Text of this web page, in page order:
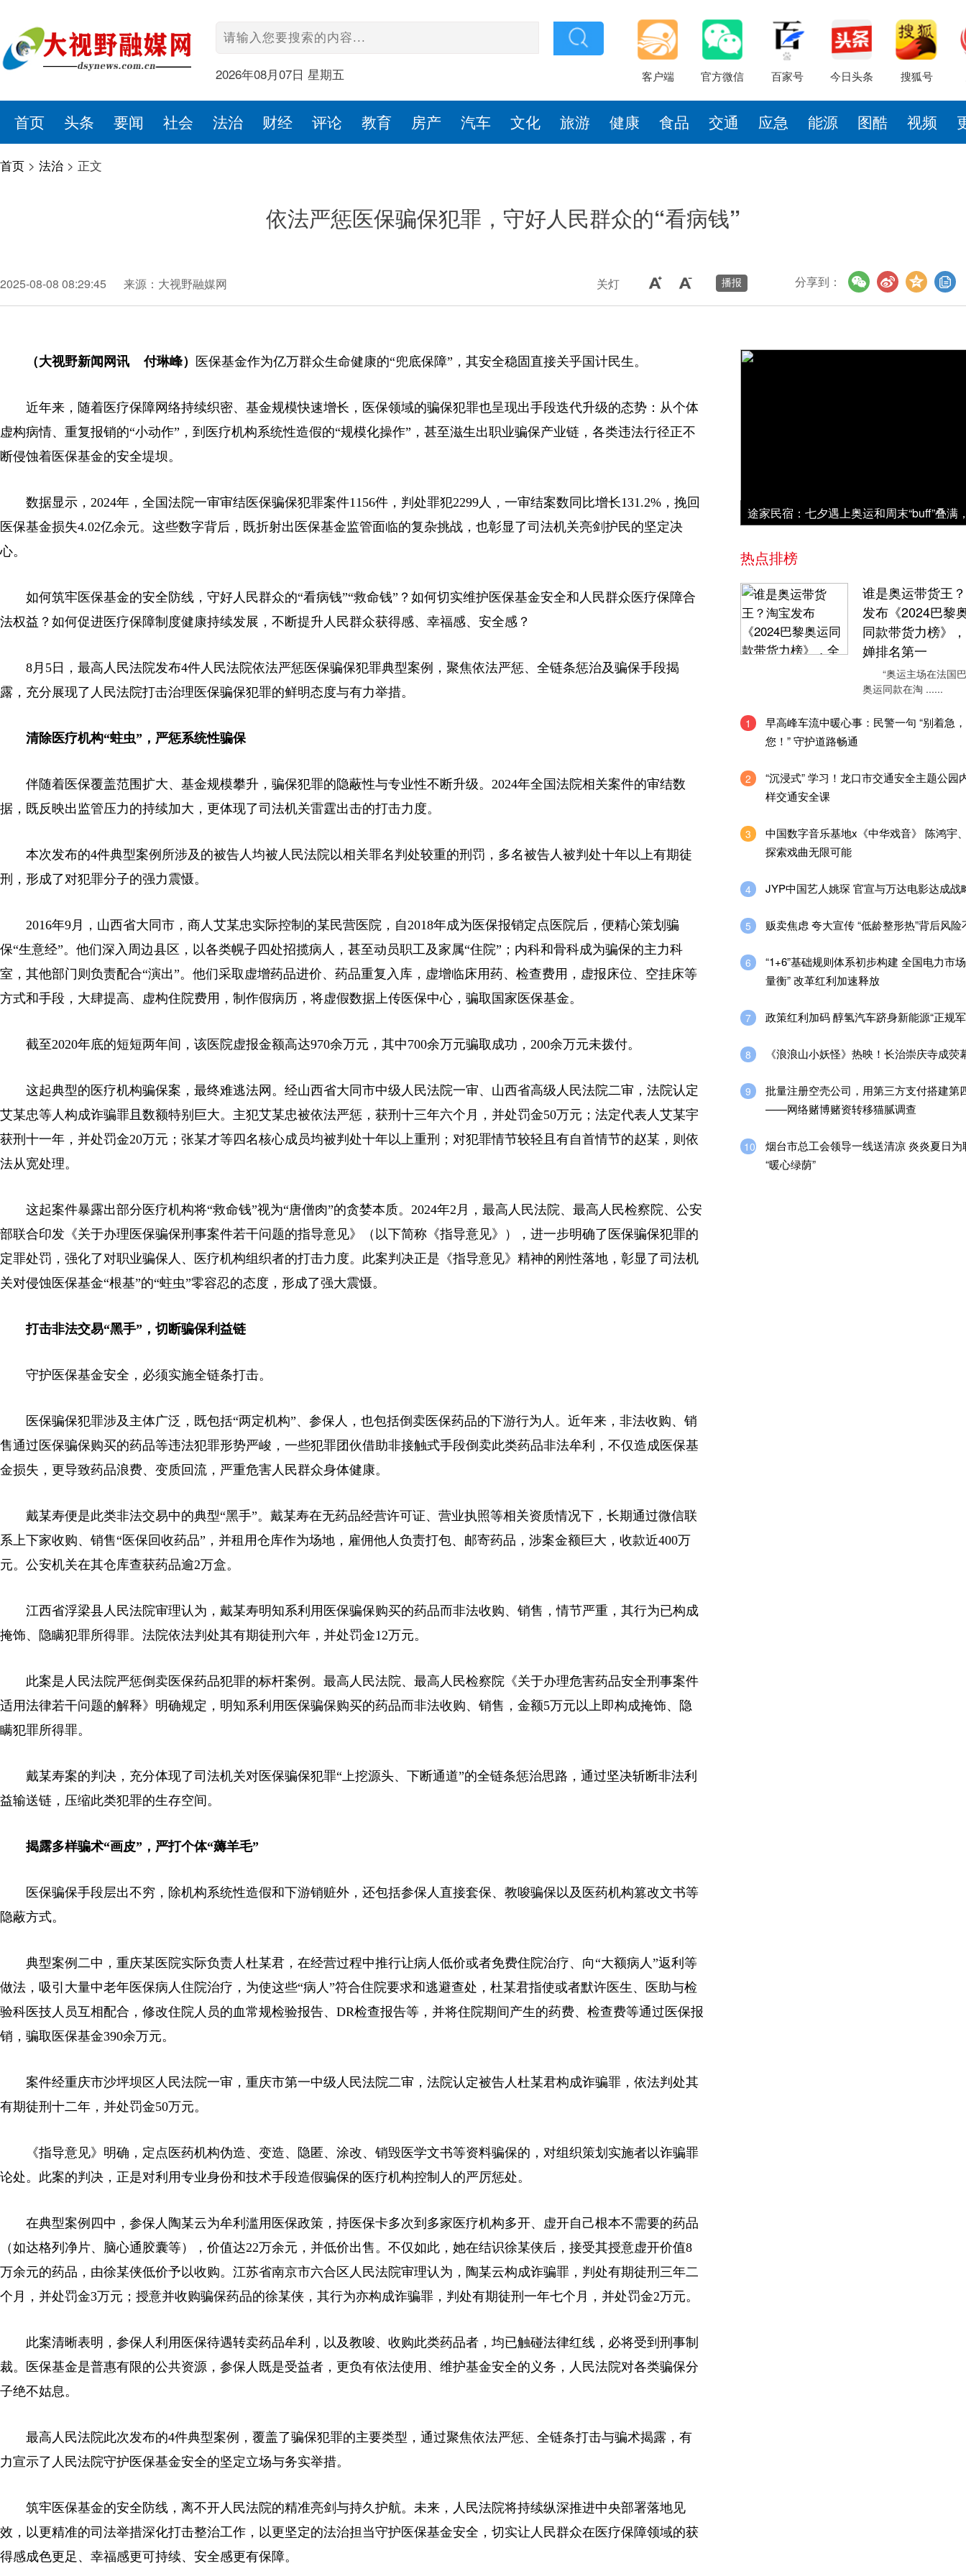
2026年08月07日 星期五 客户端 官方微信 百家号 今日头条 搜狐号
首页 头条 要闻 社会 法治 财经 评论 教育 房产 汽车 文化 旅游 健康 食品 交通 应急 能源 图酷 视频
首页 > 法治 > 正文
依法严惩医保骗保犯罪，守好人民群众的“看病钱”
2025-08-08 08:29:45 来源：大视野融媒网 关灯 分享到：
（大视野新闻网讯 付琳峰） 医保基金作为亿万群众生命健康的“兜底保障”，其安全稳固直接关乎国计民生。
近年来，随着医疗保障网络持续织密、基金规模快速增长，医保领域的骗保犯罪也呈现出手段迭代升级的态势：从个体
虚构病情、重复报销的“小动作”，到医疗机构系统性造假的“规模化操作”，甚至滋生出职业骗保产业链，各类违法行径正不
断侵蚀着医保基金的安全堤坝。
数据显示，2024年，全国法院一审审结医保骗保犯罪案件1156件，判处罪犯2299人，一审结案数同比增长131.2%，挽回
医保基金损失4.02亿余元。这些数字背后，既折射出医保基金监管面临的复杂挑战，也彰显了司法机关亮剑护民的坚定决
心。
如何筑牢医保基金的安全防线，守好人民群众的“看病钱”“救命钱”？如何切实维护医保基金安全和人民群众医疗保障合
法权益？如何促进医疗保障制度健康持续发展，不断提升人民群众获得感、幸福感、安全感？
8月5日，最高人民法院发布4件人民法院依法严惩医保骗保犯罪典型案例，聚焦依法严惩、全链条惩治及骗保手段揭
露，充分展现了人民法院打击治理医保骗保犯罪的鲜明态度与有力举措。
清除医疗机构“蛀虫”，严惩系统性骗保
伴随着医保覆盖范围扩大、基金规模攀升，骗保犯罪的隐蔽性与专业性不断升级。2024年全国法院相关案件的审结数
据，既反映出监管压力的持续加大，更体现了司法机关雷霆出击的打击力度。
本次发布的4件典型案例所涉及的被告人均被人民法院以相关罪名判处较重的刑罚，多名被告人被判处十年以上有期徒
刑，形成了对犯罪分子的强力震慑。
2016年9月，山西省大同市，商人艾某忠实际控制的某民营医院，自2018年成为医保报销定点医院后，便精心策划骗
保“生意经”。他们深入周边县区，以各类幌子四处招揽病人，甚至动员职工及家属“住院”；内科和骨科成为骗保的主力科
室，其他部门则负责配合“演出”。他们采取虚增药品进价、药品重复入库，虚增临床用药、检查费用，虚报床位、空挂床等
方式和手段，大肆提高、虚构住院费用，制作假病历，将虚假数据上传医保中心，骗取国家医保基金。
截至2020年底的短短两年间，该医院虚报金额高达970余万元，其中700余万元骗取成功，200余万元未拨付。
这起典型的医疗机构骗保案，最终难逃法网。经山西省大同市中级人民法院一审、山西省高级人民法院二审，法院认定
艾某忠等人构成诈骗罪且数额特别巨大。主犯艾某忠被依法严惩，获刑十三年六个月，并处罚金50万元；法定代表人艾某宇
获刑十一年，并处罚金20万元；张某才等四名核心成员均被判处十年以上重刑；对犯罪情节较轻且有自首情节的赵某，则依
法从宽处理。
这起案件暴露出部分医疗机构将“救命钱”视为“唐僧肉”的贪婪本质。2024年2月，最高人民法院、最高人民检察院、公安
部联合印发《关于办理医保骗保刑事案件若干问题的指导意见》（以下简称《指导意见》），进一步明确了医保骗保犯罪的
定罪处罚，强化了对职业骗保人、医疗机构组织者的打击力度。此案判决正是《指导意见》精神的刚性落地，彰显了司法机
关对侵蚀医保基金“根基”的“蛀虫”零容忍的态度，形成了强大震慑。
打击非法交易“黑手”，切断骗保利益链
守护医保基金安全，必须实施全链条打击。
医保骗保犯罪涉及主体广泛，既包括“两定机构”、参保人，也包括倒卖医保药品的下游行为人。近年来，非法收购、销
售通过医保骗保购买的药品等违法犯罪形势严峻，一些犯罪团伙借助非接触式手段倒卖此类药品非法牟利，不仅造成医保基
金损失，更导致药品浪费、变质回流，严重危害人民群众身体健康。
戴某寿便是此类非法交易中的典型“黑手”。戴某寿在无药品经营许可证、营业执照等相关资质情况下，长期通过微信联
系上下家收购、销售“医保回收药品”，并租用仓库作为场地，雇佣他人负责打包、邮寄药品，涉案金额巨大，收款近400万
元。公安机关在其仓库查获药品逾2万盒。
江西省浮梁县人民法院审理认为，戴某寿明知系利用医保骗保购买的药品而非法收购、销售，情节严重，其行为已构成
掩饰、隐瞒犯罪所得罪。法院依法判处其有期徒刑六年，并处罚金12万元。
此案是人民法院严惩倒卖医保药品犯罪的标杆案例。最高人民法院、最高人民检察院《关于办理危害药品安全刑事案件
适用法律若干问题的解释》明确规定，明知系利用医保骗保购买的药品而非法收购、销售，金额5万元以上即构成掩饰、隐
瞒犯罪所得罪。
戴某寿案的判决，充分体现了司法机关对医保骗保犯罪“上挖源头、下断通道”的全链条惩治思路，通过坚决斩断非法利
益输送链，压缩此类犯罪的生存空间。
揭露多样骗术“画皮”，严打个体“薅羊毛”
医保骗保手段层出不穷，除机构系统性造假和下游销赃外，还包括参保人直接套保、教唆骗保以及医药机构篡改文书等
隐蔽方式。
典型案例二中，重庆某医院实际负责人杜某君，在经营过程中推行让病人低价或者免费住院治疗、向“大额病人”返利等
做法，吸引大量中老年医保病人住院治疗，为使这些“病人”符合住院要求和逃避查处，杜某君指使或者默许医生、医助与检
验科医技人员互相配合，修改住院人员的血常规检验报告、DR检查报告等，并将住院期间产生的药费、检查费等通过医保报
销，骗取医保基金390余万元。
案件经重庆市沙坪坝区人民法院一审，重庆市第一中级人民法院二审，法院认定被告人杜某君构成诈骗罪，依法判处其
有期徒刑十二年，并处罚金50万元。
《指导意见》明确，定点医药机构伪造、变造、隐匿、涂改、销毁医学文书等资料骗保的，对组织策划实施者以诈骗罪
论处。此案的判决，正是对利用专业身份和技术手段造假骗保的医疗机构控制人的严厉惩处。
在典型案例四中，参保人陶某云为牟利滥用医保政策，持医保卡多次到多家医疗机构多开、虚开自己根本不需要的药品
（如达格列净片、脑心通胶囊等），价值达22万余元，并低价出售。不仅如此，她在结识徐某侠后，接受其授意虚开价值8
万余元的药品，由徐某侠低价予以收购。江苏省南京市六合区人民法院审理认为，陶某云构成诈骗罪，判处有期徒刑三年二
个月，并处罚金3万元；授意并收购骗保药品的徐某侠，其行为亦构成诈骗罪，判处有期徒刑一年七个月，并处罚金2万元。
此案清晰表明，参保人利用医保待遇转卖药品牟利，以及教唆、收购此类药品者，均已触碰法律红线，必将受到刑事制
裁。医保基金是普惠有限的公共资源，参保人既是受益者，更负有依法使用、维护基金安全的义务，人民法院对各类骗保分
子绝不姑息。
最高人民法院此次发布的4件典型案例，覆盖了骗保犯罪的主要类型，通过聚焦依法严惩、全链条打击与骗术揭露，有
力宣示了人民法院守护医保基金安全的坚定立场与务实举措。
筑牢医保基金的安全防线，离不开人民法院的精准亮剑与持久护航。未来，人民法院将持续纵深推进中央部署落地见
效，以更精准的司法举措深化打击整治工作，以更坚定的法治担当守护医保基金安全，切实让人民群众在医疗保障领域的获
得感成色更足、幸福感更可持续、安全感更有保障。
热点排榜
谁是奥运带货王
发布《2024巴黎
同款带货力榜》
婵排名第一
“奥运主场在法国
奥运同款在淘 ......
1
早高峰车流中暖心事：民警一句 “别着急
您！” 守护道路畅通
2
“沉浸式” 学习！龙口市交通安全主题公园
样交通安全课
3
中国数字音乐基地x《中华戏音》 陈鸿宇
探索戏曲无限可能
4 JYP中国艺人姚琛 官宣与万达电影达成战
5 贩卖焦虑 夸大宣传 “低龄整形热”背后风
6
“1+6”基础规则体系初步构建 全国电力市
量衡” 改革红利加速释放
7 政策红利加码 醇氢汽车跻身新能源“正规
8 《浪浪山小妖怪》热映！长治崇庆寺成荧
9
批量注册空壳公司，用第三方支付搭建第
——网络赌博赌资转移猫腻调查
10
烟台市总工会领导一线送清凉 炎炎夏日为
“暖心绿荫”